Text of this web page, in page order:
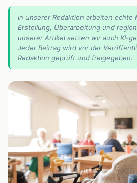
In unserer Redaktion arbeiten echte
Erstellung, Überarbeitung und
unserer Artikel setzen wir auch KI-
Jeder Beitrag wird vor der
Redaktion geprüft und freigegeben.
📰